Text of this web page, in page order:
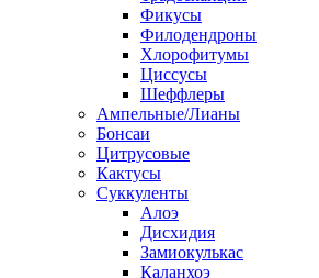
Фикусы
Филодендроны
Хлорофитумы
Циссусы
Шеффлеры
Ампельные/Лианы
Бонсаи
Цитрусовые
Кактусы
Суккуленты
Алоэ
Дисхидия
Замиокулькас
Каланхоэ